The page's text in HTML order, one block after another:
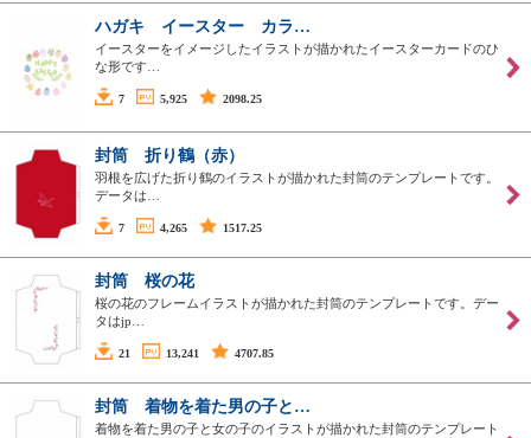
ハガキ イースター カラ…
イースターをイメージしたイラストが描かれたイースターカードのひ
な形です…
7 5,925 2098.25
封筒 折り鶴（赤）
羽根を広げた折り鶴のイラストが描かれた封筒のテンプレートです。
データは…
7 4,265 1517.25
封筒 桜の花
桜の花のフレームイラストが描かれた封筒のテンプレートです。デー
タはjp…
21 13,241 4707.85
封筒 着物を着た男の子と…
着物を着た男の子と女の子のイラストが描かれた封筒のテンプレート